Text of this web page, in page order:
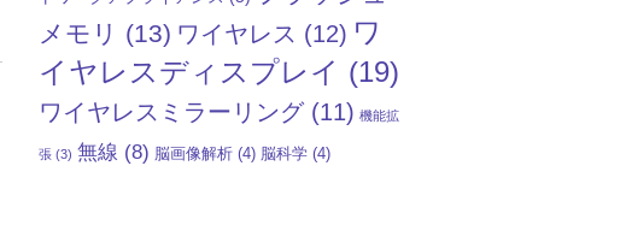
メモリ (13) ワイヤレス (12) ワ
イヤレスディスプレイ (19)
ワイヤレスミラーリング(11) 機能拡
張 (3) 無線 (8) 脳画像解析 (4) 脳科学 (4)